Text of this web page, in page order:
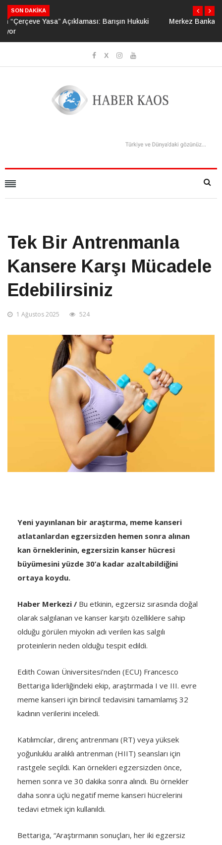
SON DAKIKA
Merkez Bankası Rezervlerinde Güçlü Toparlanma
Tek Bir Antrenmanla
Kansere Karşı Mücadele
Edebilirsiniz
atlatanlardan egzersizden hemen sonra alınan
kan örneklerinin, egzersizin kanser hücresi
büyümesini yüzde 30’a kadar azaltabildiğini
ortaya koydu.
olarak salgılanan ve kanser karşıtı özelliklere sahip
olduğu görülen miyokin adı verilen kas salgılı
proteinlerin neden olduğu tespit edildi.
Bettariga liderliğindeki ekip, araştırmada I ve III. evre
meme kanseri için birincil tedavisini tamamlamış 32
kadının verilerini inceledi.
yoğunluklu aralıklı antrenman (HIIT) seansları için
rastgele seçildi. Kan örnekleri egzersizden önce,
hemen sonra ve 30 dakika sonra alındı. Bu örnekler
daha sonra üçlü negatif meme kanseri hücrelerini
tedavi etmek için kullanıldı.
türünün de meme kanseri hastalarında bu kanser karşıtı